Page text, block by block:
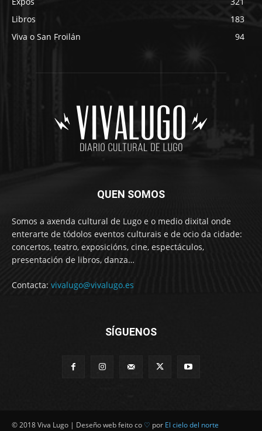
Libros
183
Viva o San Froilán
94
QUEN SOMOS
Somos a axenda cultural de Lugo e o medio dixital onde
enterarte de tódolos eventos culturais e de ocio da cidade:
concertos, teatro, exposicións, cine, espectáculos,
presentación de libros, danza…
Contacta: vivalugo@vivalugo.es
SÍGUENOS
© 2018 Viva Lugo | Deseño web feito co ♡ por El cielo del norte